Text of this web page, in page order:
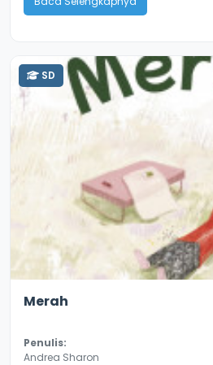
SD
Merah
Penulis:
Andrea Sharon